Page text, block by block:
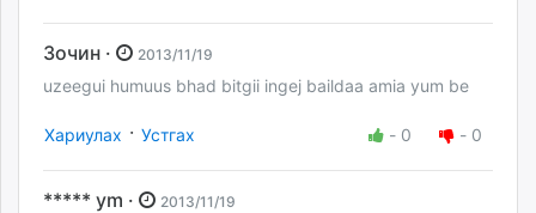
Зочин · 2013/11/19
uzeegui humuus bhad bitgii ingej baildaa amia yum be
Хариулах · Устгах - 0 - 0
***** ym · 2013/11/19